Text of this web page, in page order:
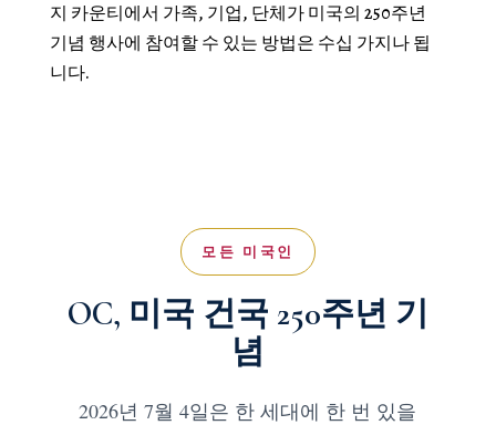
지 카운티에서 가족, 기업, 단체가 미국의 250주년
기념 행사에 참여할 수 있는 방법은 수십 가지나 됩
니다.
모든 미국인
OC, 미국 건국 250주년 기
념
2026년 7월 4일은 한 세대에 한 번 있을